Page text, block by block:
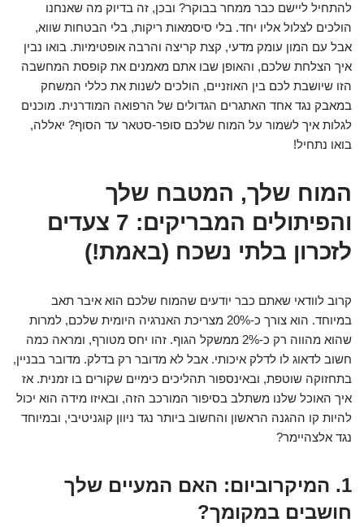
להתחיל ליישם כבר ממחר בבוקר? ובכן, זה בדיוק מה שאנחנו
הולכים לצלול אליו יחד. בלי סיסמאות ריקות, בלי הבטחות שווא,
אבל עם המון עומק מדעי, קצת קריצה והרבה אופטימיות. בואו נבין
איך הצלחת שלכם, והאופן שבו אתם מאמנים את קופסת המחשבה
הזו שיושבת לכם בין האוזניים, הולכים לשנות את כללי המשחק
במאבק נגד אחד האתגרים הגדולים של הרפואה המודרנית. מוכנים
לגלות איך לשמור על המוח שלכם סופר-סטאר עד הסוף? יאללה,
בואו נתחיל!
המוח שלך, המטבח שלך
והפיתולים המבריקים: 7 צעדים
לזכרון בלתי נשכח (באמת!)
קרוב לוודאי שאתם כבר יודעים שהמוח שלכם הוא איבר תאב
במיוחד. הוא צורך כ-20% מצריכת האנרגיה היומית שלכם, למרות
שהוא מהווה רק כ-2% ממשקל הגוף. זהו יחס מטורף, ומראה כמה
חשוב לדאוג לו לדלק איכותי. אבל לא מדובר רק בדלק. מדובר בבניין,
בתחזוקה שוטפת, ובאינספור תהליכים כימיים שקורים בו זמנית. אז
איך האוכל שלנו משתלב בסיפור המורכב הזה, ובאיזו מידה הוא יכול
להיות קו ההגנה הראשון והחשוב ביותר נגד ניוון קוגניטיבי, ובמיוחד
נגד אלצהיימר?
1. המיקרוביום: האם המעיים שלך
חושבים במקומך?